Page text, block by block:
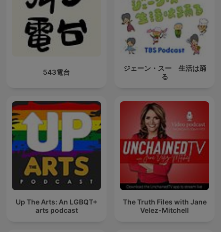
543電台
ジェーン・スー 生活は踊
る
Up The Arts: An LGBQT+
arts podcast
The Truth Files with Jane
Velez-Mitchell